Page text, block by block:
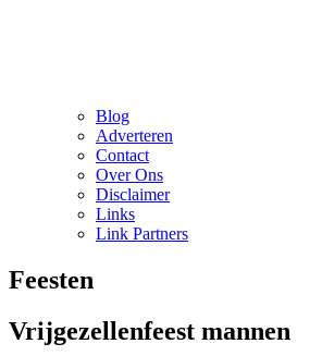
Blog
Adverteren
Contact
Over Ons
Disclaimer
Links
Link Partners
Feesten
Vrijgezellenfeest mannen